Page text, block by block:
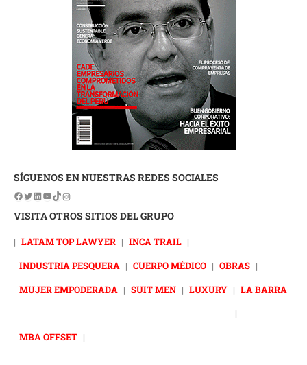
SÍGUENOS EN NUESTRAS REDES SOCIALES
VISITA OTROS SITIOS DEL GRUPO
| LATAM TOP LAWYER | INCA TRAIL |
INDUSTRIA PESQUERA | CUERPO MÉDICO | OBRAS |
MUJER EMPODERADA | SUIT MEN | LUXURY | LA BARRA
|
MBA OFFSET |